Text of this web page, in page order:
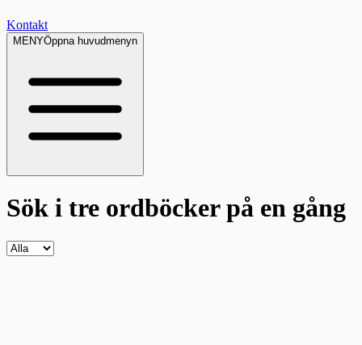
Kontakt
MENYÖppna huvudmenyn
Sök i tre ordböckerpå en gång